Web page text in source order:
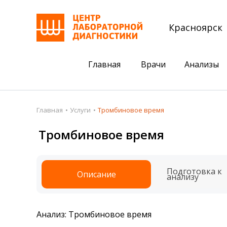
Красноярск
Главная Врачи Анализы
Пациентам
Акции
Подготовка к анализам
Получить результаты
Налоговый вычет
Акции
Комплексный
Сдать клеща на
Главная Услуги Тромбиновое время
Тромбиновое время
Описание Подготовка к
анализу
Анализ: Тромбиновое время